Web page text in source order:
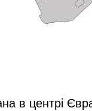
в центрі